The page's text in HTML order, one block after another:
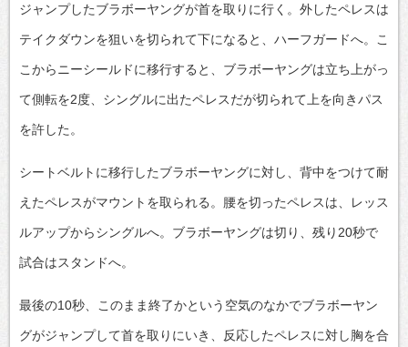
ジャンプしたブラボーヤングが首を取りに行く。外したペレスは
テイクダウンを狙いを切られて下になると、ハーフガードへ。こ
こからニーシールドに移行すると、ブラボーヤングは立ち上がっ
て側転を2度、シングルに出たペレスだが切られて上を向きパス
を許した。
シートベルトに移行したブラボーヤングに対し、背中をつけて耐
えたペレスがマウントを取られる。腰を切ったペレスは、レッス
ルアップからシングルへ。ブラボーヤングは切り、残り20秒で
試合はスタンドへ。
最後の10秒、このまま終了かという空気のなかでブラボーヤン
グがジャンプして首を取りにいき、反応したペレスに対し胸を合